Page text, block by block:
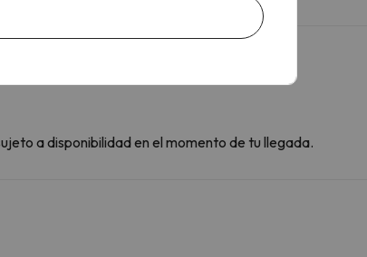
a disponibilidad en el momento de tu llegada.